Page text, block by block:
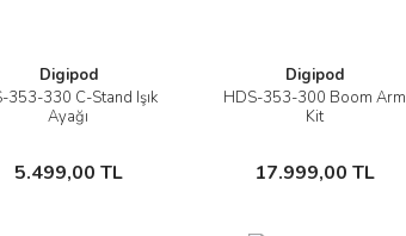
Digipod
353-330 C-Stand Işık
Ayağı
5.499,00 TL
Görüntüle
Sepete Ekle
Digipod
HDS-353-300 Boom Arm
Kit
17.999,00 TL
Görüntüle
Sepete Ekle